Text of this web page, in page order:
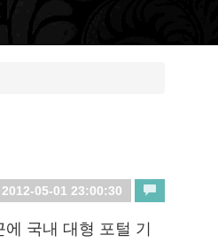
2012-05-01 23:00:30
국내 대형 포털 기